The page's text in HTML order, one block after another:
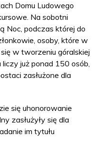
Domu Ludowego
Na sobotni
Noc, podczas której do
osoby, które w
w tworzeniu góralskiej
liczy już ponad 150 osób,
zasłużone dla
się uhonorowanie
zasłużyły się dla
im tytułu